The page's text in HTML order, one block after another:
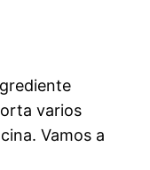
varios
Vamos a